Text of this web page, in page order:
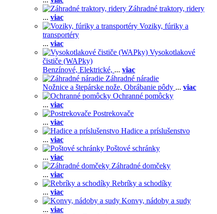
Záhradné traktory, ridery
... viac
Voziky, fúriky a
transportéry
... viac
Vysokotlakové
čističe (WAPky)
Benzínové, Elektrické, ... viac
Záhradné náradie
Nožnice a štepárske nože, Obrábanie pôdy ... viac
Ochranné pomôcky
... viac
Postrekovače
... viac
Hadice a príslušenstvo
... viac
Poštové schránky
... viac
Záhradné domčeky
... viac
Rebríky a schodíky
... viac
Konvy, nádoby a sudy
... viac